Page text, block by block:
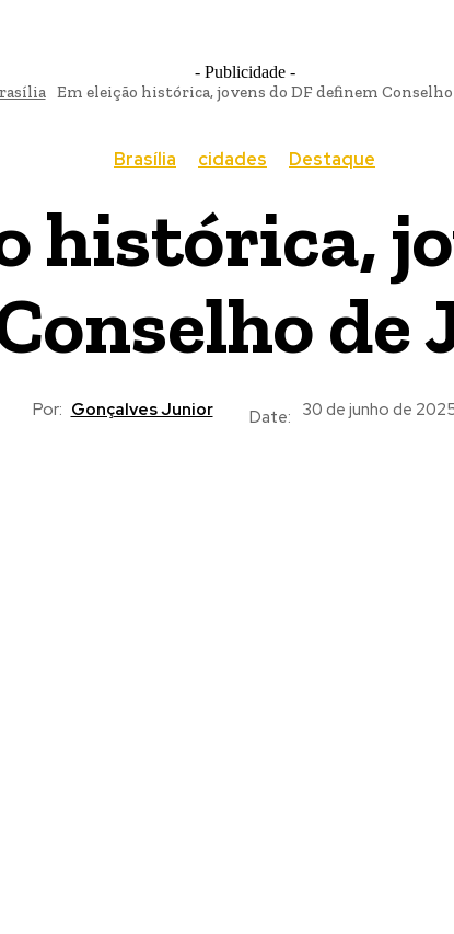
- Publicidade -
Em eleição histórica, jovens do DF definem
Brasília cidades Destaque
histórica,
de
Por: Gonçalves Junior Date: 30 de junho de